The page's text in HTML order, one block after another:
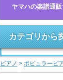
ヤマハの楽譜通販
カテゴリから
ピアノ > ポピュラーピ